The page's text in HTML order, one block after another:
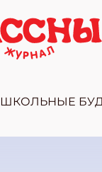
ШКОЛЬНЫЕ